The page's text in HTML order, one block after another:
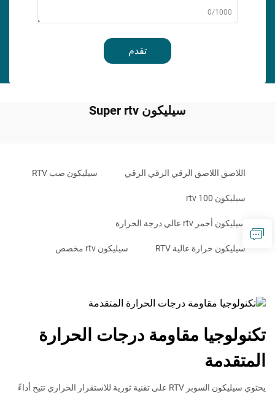
0/1000
تقدم
سيليكون Super rtv
اللاصق اللاصق الرقي الرقي الرقي سيليكون صب RTV
سيليكون rtv 100
سيليكون أحمر rtv عالي درجة الحرارة
سيليكون حرارة عالية RTV سيليكون rtv مخصص
تكنولوجيا مقاومة درجات الحرارة
المتقدمة
يحتوي سيليكون السوبر RTV على تقنية ثورية للاستقرار الحراري تتيح أداءً